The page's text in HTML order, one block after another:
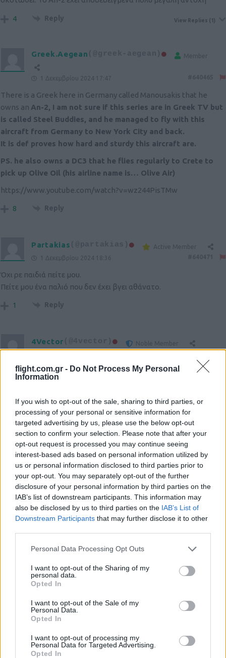
flight.com.gr - Do Not Process My Personal
Information
If you wish to opt-out of the sale, sharing to third parties, or
processing of your personal or sensitive information for
targeted advertising by us, please use the below opt-out
section to confirm your selection. Please note that after your
opt-out request is processed you may continue seeing
interest-based ads based on personal information utilized by
us or personal information disclosed to third parties prior to
your opt-out. You may separately opt-out of the further
disclosure of your personal information by third parties on the
IAB’s list of downstream participants. This information may
also be disclosed by us to third parties on the IAB’s List of
Downstream Participants that may further disclose it to other
Please note that this website/app uses one or more Google
not limited to your visit or usage behaviour. You may click to
grant or deny consent to Google and its third-party tags to
use your data for below specified purposes in below Google
consent section.
Personal Data Processing Opt Outs
I want to opt-out of the Sharing of my
personal data.
Opted In
I want to opt-out of the Sale of my
Personal Data.
Opted In
I want to opt-out of processing my
Personal Data for Targeted Advertising.
Opted In
4 Reply View Replies (1)
Greek.Aegean Member
1 Δεκεμβρίου 2024 17:47
There is a Greek here in Germany called Manousakis that he
owns an An-2, I am not sure if this series are in Greek TV but
is called Steel Buddies, and he managed to fly with this
aircraft from Germany to New York City and back.
It is def proves how hard and sturdy this aircraft are.
PS. he also owns a DC3 that he flies regularly to Crete to
pick up Olive Oil (his airline name is… Olive Air)
https://www.youtube.com/watch?v=wz244PisTMw
8 Reply
Partakias
Active Member
1 Δεκεμβρίου 2024 18:36
Όχι ρε παιδιά πείτε μου.
Πείτε μου ένα παλιό που δεν έχει βγει αθάνατο.
1 Reply
4Vector
Noble Member
Κατά την διάρκεια του πολέμου στην Κορέα, ένα
έριχνε μικρές βόμβες και χειροβομβίδες και έφευγε ανενόχλητο.
Οι αμερικάνοι του είχαν δώσει το παρατσούκλι “the lunch time
Charlie”. Πετούσε τόσο χαμηλά και με χαμηλή ταχύτητα που τα
F-51 (Mustang) δεν μπορούσαν να το ρίξουν. Μάλιστα,
αναφέρεται ότι ένα κατόρθωσε να χαμηλώσει την ταχύτητα του
τόσο ώστε να έχει τον χρόνο να σκοπεύσει το An-2 αλλά με την
ανάκρουση των έξι πυροβόλων του, έχασε στήριξη και κατέληξε
στο έδαφος. Ο πιλότος αφού έπλεξε τα εγκώμια στο πιλότο του
An-2 που την κοπάνησε, δήλωσε στους στρατιώτες που πήγαν
να τον βοηθήσουν ότι “next time I’ll shoot the bastard with my
με βολές από τα τετραπλά πολυβόλα που έφεραν ειδικά για τον
lunch time Charlie. Απίθανο αεροπλάνο.
Reply